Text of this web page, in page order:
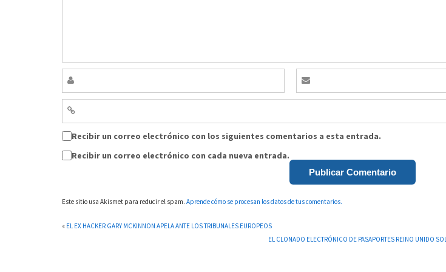
Recibir un correo electrónico con los siguientes comentarios a esta entrada.
Recibir un correo electrónico con cada nueva entrada.
Este sitio usa Akismet para reducir el spam. Aprende cómo se procesan los datos de tus comentarios.
« EL EX HACKER GARY MCKINNON APELA ANTE LOS TRIBUNALES EUROPEOS
EL CLONADO ELECTRÓNICO DE PASAPORTES REINO UNIDO